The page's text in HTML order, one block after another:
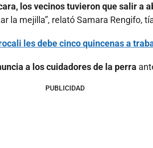
los vecinos tuvieron que salir a
la mejilla”, relató Samara Rengifo,
les debe cinco quincenas a
a los cuidadores de la perra
PUBLICIDAD